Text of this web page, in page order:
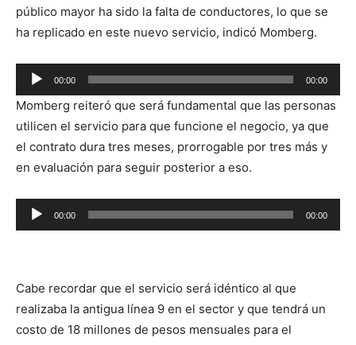
público mayor ha sido la falta de conductores, lo que se
ha replicado en este nuevo servicio, indicó Momberg.
Reproductor
de
audio
00:00 00:00
Momberg reiteró que será fundamental que las personas
utilicen el servicio para que funcione el negocio, ya que
el contrato dura tres meses, prorrogable por tres más y
en evaluación para seguir posterior a eso.
Reproductor
de
00:00 00:00
Cabe recordar que el servicio será idéntico al que
realizaba la antigua línea 9 en el sector y que tendrá un
costo de 18 millones de pesos mensuales para el